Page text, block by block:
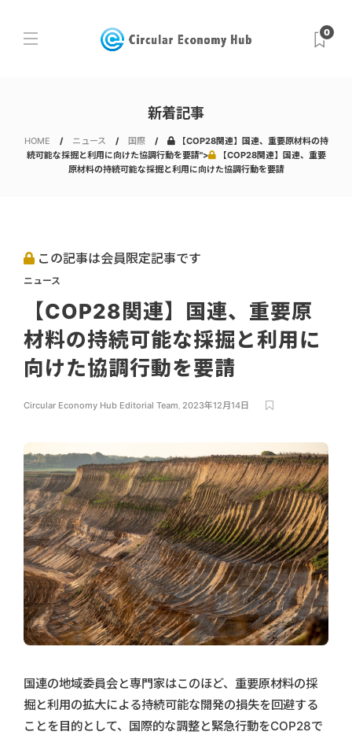
0
新着記事
HOME ニュース 国際
【COP28関連】国連、重要原材料の持
続可能な採掘と利用に向けた協調行動を要請">
【COP28関連】国連、重要
原材料の持続可能な採掘と利用に向けた協調行動を要請
この記事は会員限定記事です
ニュース
【COP28関連】国連、重要原
材料の持続可能な採掘と利用に
向けた協調行動を要請
Circular Economy Hub Editorial Team, 2023年12月14日
国連の地域委員会と専門家はこのほど、重要原材料の採
掘と利用の拡大による持続可能な開発の損失を回避する
ことを目的として、国際的な調整と緊急行動をCOP28で